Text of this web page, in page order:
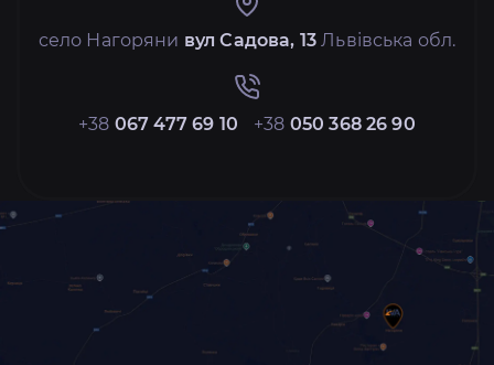
село Нагоряни вул Садова, 13 Львівська обл.
+38 067 477 69 10 +38 050 368 26 90